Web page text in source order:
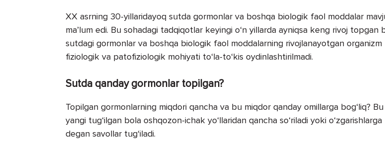
XX asrning 30-yillaridayoq sutda gormonlar va boshqa biologik faol moddalar
ma’lum edi. Bu sohadagi tadqiqotlar keyingi o‘n yillarda ayniqsa keng rivoj topgan
sutdagi gormonlar va boshqa biologik faol moddalarning rivojlanayotgan organizm
fiziologik va patofiziologik mohiyati to‘la-to‘kis oydinlashtirilmadi.
Sutda qanday gormonlar topilgan?
Topilgan gormonlarning miqdori qancha va bu miqdor qanday omillarga bog‘liq?
yangi tug‘ilgan bola oshqozon-ichak yo‘llaridan qancha so‘riladi yoki o‘zgarishlarga
degan savollar tug‘iladi.